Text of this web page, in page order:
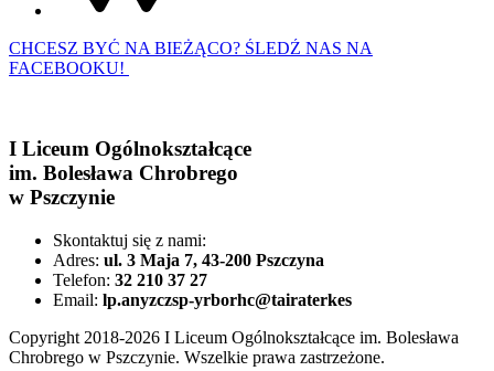
CHCESZ BYĆ NA BIEŻĄCO? ŚLEDŹ NAS NA
FACEBOOKU!
I Liceum Ogólnokształcące
im. Bolesława Chrobrego
w Pszczynie
Skontaktuj się z nami:
Adres: ul. 3 Maja 7, 43-200 Pszczyna
Telefon: 32 210 37 27
Email: lp.anyzczsp-yrborhc@tairaterkes
Copyright 2018-2026 I Liceum Ogólnokształcące im. Bolesława
Chrobrego w Pszczynie. Wszelkie prawa zastrzeżone.